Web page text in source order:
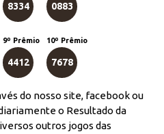
8334 0883
9º Prêmio
4412
10º Prêmio
7678
do nosso site, facebook ou
o Resultado da
outros jogos das